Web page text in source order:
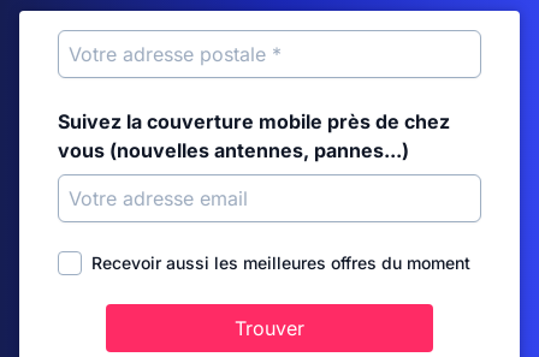
Suivez la couverture mobile près de chez
vous (nouvelles antennes, pannes...)
Recevoir aussi les meilleures offres du moment
Trouver